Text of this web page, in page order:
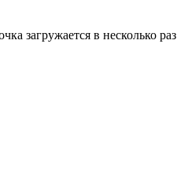
в несколько